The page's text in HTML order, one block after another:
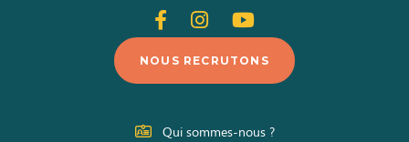
Suivez-
nous
sur
Facebook
Suivez-
nous
sur
Instagram
Suivez-
nous
sur
Youtube
NOUS RECRUTONS
Qui sommes-nous ?